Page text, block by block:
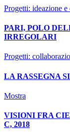
Progetti: ideazione e
PARI, POLO
IRREGOLARI
Progetti:
LA RASSEGNA
Mostra
VISIONI FRA
C, 2018